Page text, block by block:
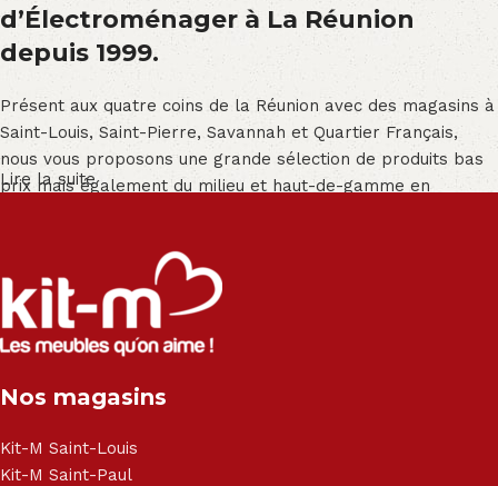
d’Électroménager à La Réunion
depuis 1999.
Présent aux quatre coins de la Réunion avec des magasins à
Saint-Louis, Saint-Pierre, Savannah et Quartier Français,
nous vous proposons une grande sélection de produits bas
prix mais également du milieu et haut-de-gamme en
Salon angle - Salon convertible - Salon relax - Canapé -
Canapé lit - Cuisine sur-mesure - Fauteuil - Armoire - Table
et chaise - Meuble de salle de bain - Literie - Lit - Bureau -
Électroménager - Télévision led - Réfrigérateur -
- Matelas - Hifi Hitachi, LG, Sharp, Philips, Bosh, Moulinex,
Haier, Sony, Cecotec, Westpoint, Dyson.
Lire la suite
Nos magasins
Kit-M Saint-Louis
Kit-M Saint-Paul